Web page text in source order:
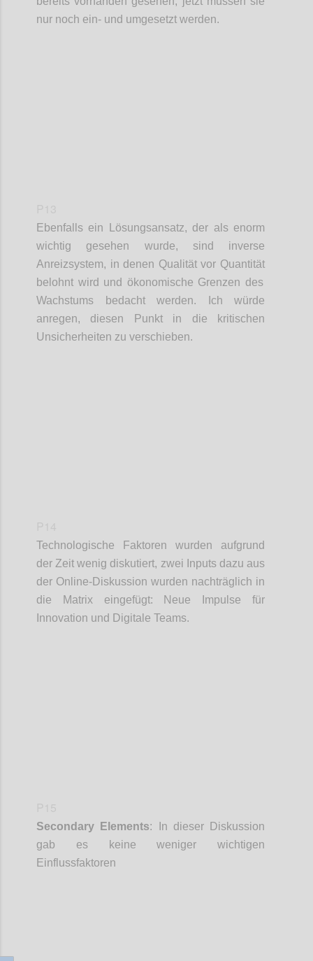
nur noch ein- und umgesetzt werden.
Ebenfalls ein Lösungsansatz, der als enorm
wichtig gesehen wurde, sind inverse
Anreizsystem, in denen Qualität vor Quantität
belohnt wird und ökonomische Grenzen des
Wachstums bedacht werden. Ich würde
anregen, diesen Punkt in die kritischen
Unsicherheiten zu verschieben.
Technologische Faktoren wurden aufgrund
der Zeit wenig diskutiert, zwei Inputs dazu aus
der Online-Diskussion wurden nachträglich in
die Matrix eingefügt: Neue Impulse für
Innovation und Digitale Teams.
Secondary Elements:
In dieser Diskussion
gab es keine weniger wichtigen
Einflussfaktoren